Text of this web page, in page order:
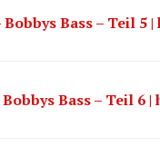
Bass – Teil 5
Bass – Teil 6 |